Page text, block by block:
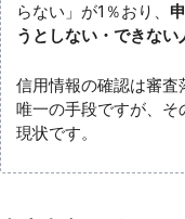
らない」が1％おり、
うとしない・できな
信用情報の確認は審査
唯一の手段ですが、
現状です。